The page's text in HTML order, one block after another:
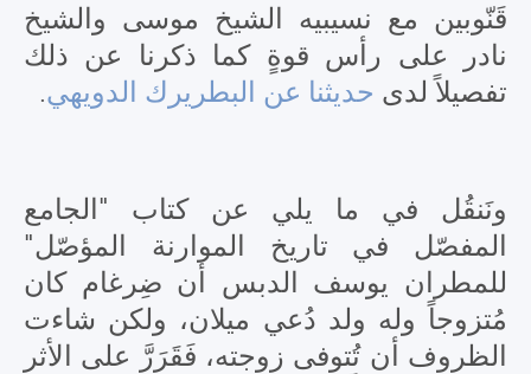
قَنّوبين مع نسيبيه الشيخ موسى والشيخ
نادر على رأس قوةٍ كما ذكرنا عن ذلك
تفصيلاً لدى حديثنا عن البطريرك الدويهي.
ونَنقُل في ما يلي عن كتاب "الجامع
المفصّل في تاريخ الموارنة المؤصّل"
للمطران يوسف الدبس أن ضِرغام كان
مُتزوجاً وله ولد دُعي ميلان، ولكن شاءت
الظروف أن تُتوفى زوجته، فَقَرَرَّ على الأثر